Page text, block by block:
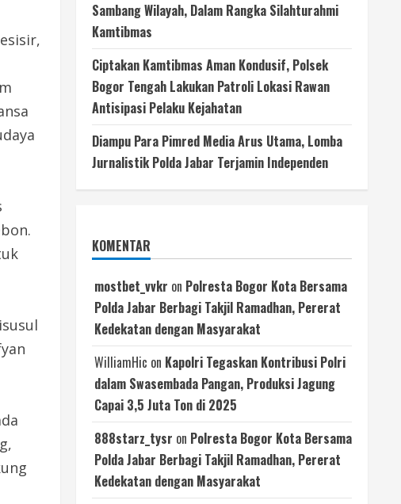
Sambang Wilayah, Dalam Rangka Silahturahmi
Kamtibmas
Ciptakan Kamtibmas Aman Kondusif, Polsek
Bogor Tengah Lakukan Patroli Lokasi Rawan
Antisipasi Pelaku Kejahatan
Diampu Para Pimred Media Arus Utama, Lomba
Jurnalistik Polda Jabar Terjamin Independen
KOMENTAR
mostbet_vvkr on Polresta Bogor Kota Bersama
Polda Jabar Berbagi Takjil Ramadhan, Pererat
Kedekatan dengan Masyarakat
WilliamHic on Kapolri Tegaskan Kontribusi Polri
dalam Swasembada Pangan, Produksi Jagung
Capai 3,5 Juta Ton di 2025
888starz_tysr on Polresta Bogor Kota Bersama
Polda Jabar Berbagi Takjil Ramadhan, Pererat
Kedekatan dengan Masyarakat